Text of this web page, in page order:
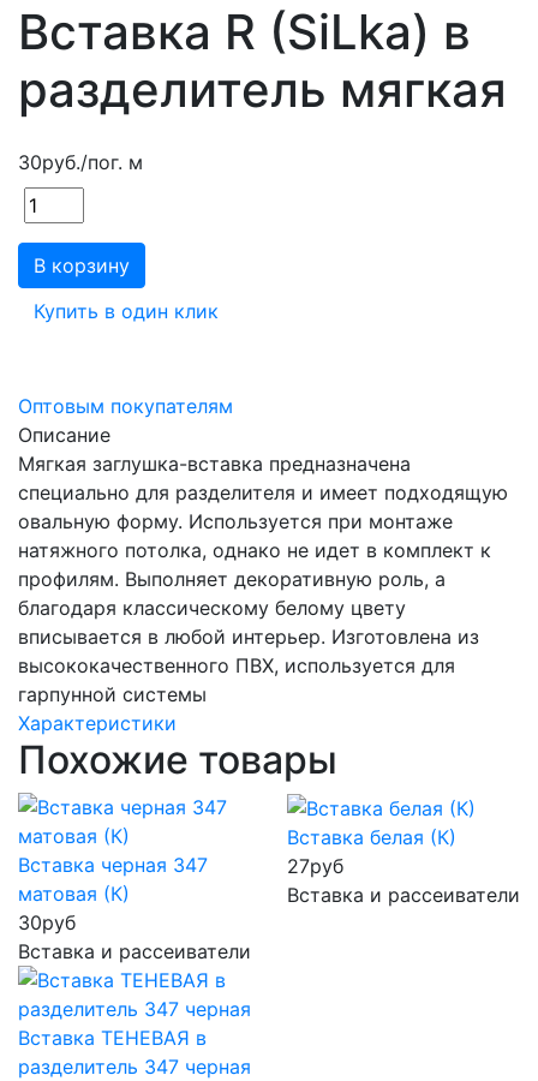
Вставка R (SiLka) в
разделитель мягкая
30руб./пог. м
В корзину
Купить в один клик
Оптовым покупателям
Описание
Мягкая заглушка-вставка предназначена
специально для разделителя и имеет подходящую
овальную форму. Используется при монтаже
натяжного потолка, однако не идет в комплект к
профилям. Выполняет декоративную роль, а
благодаря классическому белому цвету
вписывается в любой интерьер. Изготовлена из
высококачественного ПВХ, используется для
гарпунной системы
Характеристики
Похожие товары
Вставка черная 347
матовая (К)
30руб
Вставка и рассеиватели
Вставка белая (К)
27руб
Вставка и рассеиватели
Вставка ТЕНЕВАЯ в
разделитель 347 черная